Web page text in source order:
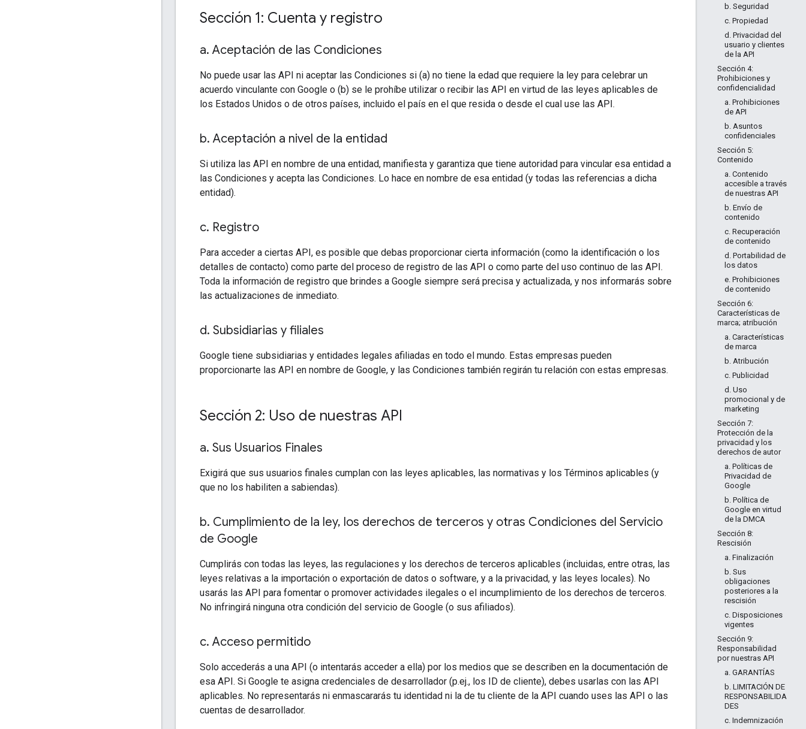
b. Seguridad
c. Propiedad
d. Privacidad del
usuario y clientes
de la API
Sección 4:
Prohibiciones y
confidencialidad
a. Prohibiciones
de API
b. Asuntos
confidenciales
Sección 5:
Contenido
a. Contenido
accesible a través
de nuestras API
b. Envío de
contenido
c. Recuperación
de contenido
d. Portabilidad de
los datos
e. Prohibiciones
de contenido
Sección 6:
Características de
marca; atribución
a. Características
de marca
b. Atribución
c. Publicidad
d. Uso
promocional y de
marketing
Sección 7:
Protección de la
privacidad y los
derechos de autor
a. Políticas de
Privacidad de
Google
b. Política de
Google en virtud
de la DMCA
Sección 8:
Rescisión
a. Finalización
b. Sus
obligaciones
posteriores a la
rescisión
c. Disposiciones
vigentes
Sección 9:
Responsabilidad
por nuestras API
a. GARANTÍAS
b. LIMITACIÓN DE
RESPONSABILIDA
DES
c. Indemnización
Sección 1: Cuenta y registro
a. Aceptación de las Condiciones
No puede usar las API ni aceptar las Condiciones si (a) no tiene la edad que requiere la ley para celebrar un
acuerdo vinculante con Google o (b) se le prohíbe utilizar o recibir las API en virtud de las leyes aplicables de
los Estados Unidos o de otros países, incluido el país en el que resida o desde el cual use las API.
b. Aceptación a nivel de la entidad
Si utiliza las API en nombre de una entidad, manifiesta y garantiza que tiene autoridad para vincular esa entidad a
las Condiciones y acepta las Condiciones. Lo hace en nombre de esa entidad (y todas las referencias a dicha
entidad).
c. Registro
Para acceder a ciertas API, es posible que debas proporcionar cierta información (como la identificación o los
detalles de contacto) como parte del proceso de registro de las API o como parte del uso continuo de las API.
Toda la información de registro que brindes a Google siempre será precisa y actualizada, y nos informarás sobre
las actualizaciones de inmediato.
d. Subsidiarias y filiales
Google tiene subsidiarias y entidades legales afiliadas en todo el mundo. Estas empresas pueden
proporcionarte las API en nombre de Google, y las Condiciones también regirán tu relación con estas empresas.
Sección 2: Uso de nuestras API
a. Sus Usuarios Finales
Exigirá que sus usuarios finales cumplan con las leyes aplicables, las normativas y los Términos aplicables (y
que no los habiliten a sabiendas).
b. Cumplimiento de la ley, los derechos de terceros y otras Condiciones del Servicio
de Google
Cumplirás con todas las leyes, las regulaciones y los derechos de terceros aplicables (incluidas, entre otras, las
leyes relativas a la importación o exportación de datos o software, y a la privacidad, y las leyes locales). No
usarás las API para fomentar o promover actividades ilegales o el incumplimiento de los derechos de terceros.
No infringirá ninguna otra condición del servicio de Google (o sus afiliados).
c. Acceso permitido
Solo accederás a una API (o intentarás acceder a ella) por los medios que se describen en la documentación de
esa API. Si Google te asigna credenciales de desarrollador (p.ej., los ID de cliente), debes usarlas con las API
aplicables. No representarás ni enmascararás tu identidad ni la de tu cliente de la API cuando uses las API o las
cuentas de desarrollador.